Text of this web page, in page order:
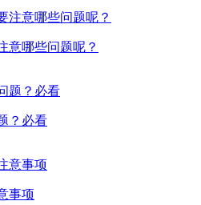
意哪些问题呢？
？必看
事项